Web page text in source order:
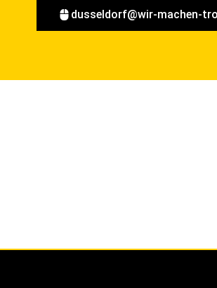
dusseldorf@wir-machen-